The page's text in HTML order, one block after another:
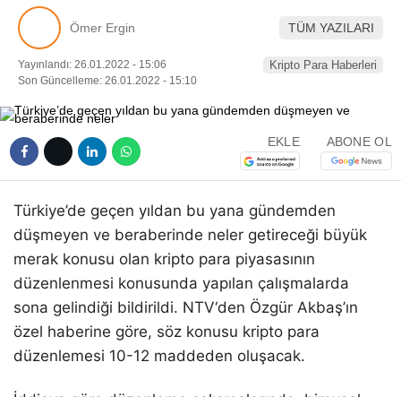
Telegram
Ömer Ergin TÜM YAZILARI
Yayınlandı: 26.01.2022 - 15:06
Son Güncelleme: 26.01.2022 - 15:10
Kripto Para Haberleri
EKLE ABONE OL
Türkiye’de geçen yıldan bu yana gündemden
düşmeyen ve beraberinde neler getireceği büyük
merak konusu olan kripto para piyasasının
düzenlenmesi konusunda yapılan çalışmalarda
sona gelindiği bildirildi. NTV‘den Özgür Akbaş’ın
özel haberine göre, söz konusu kripto para
düzenlemesi 10-12 maddeden oluşacak.